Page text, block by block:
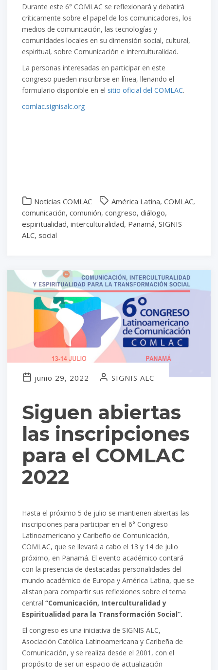
Durante este 6° COMLAC se reflexionará y debatirá
críticamente sobre el papel de los comunicadores, los
medios de comunicación, las tecnologías y
comunidades locales en su dimensión social, cultural,
espiritual, sobre Comunicación e interculturalidad.
La personas interesadas en participar en este
congreso pueden inscribirse en línea, llenando el
formulario disponible en el sitio oficial del COMLAC.
comlac.signisalc.org
Noticias COMLAC América Latina, COMLAC,
comunicación, comunión, congreso, diálogo,
espiritualidad, interculturalidad, Panamá, SIGNIS
ALC, social
Siguen abiertas
las inscripciones
para el COMLAC
2022
junio 29, 2022 SIGNIS ALC
Hasta el próximo 5 de julio se mantienen abiertas las
inscripciones para participar en el 6° Congreso
Latinoamericano y Caribeño de Comunicación,
COMLAC, que se llevará a cabo el 13 y 14 de julio
próximo, en Panamá. El evento académico contará
con la presencia de destacadas personalidades del
mundo académico de Europa y América Latina, que se
alistan para compartir sus reflexiones sobre el tema
central “Comunicación, Interculturalidad y
Espiritualidad para la Transformación Social”.
El congreso es una iniciativa de SIGNIS ALC,
Asociación Católica Latinoamericana y Caribeña de
Comunicación, y se realiza desde el 2001, con el
propósito de ser un espacio de actualización